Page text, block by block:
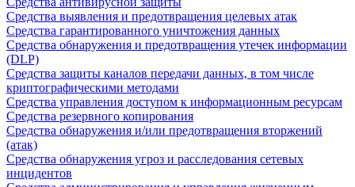
Средства выявления и предотвращения целевых атак
Средства гарантированного уничтожения данных
Средства обнаружения и предотвращения утечек информации
(DLP)
Средства защиты каналов передачи данных, в том числе
криптографическими методами
Средства управления доступом к информационным ресурсам
Средства резервного копирования
Средства обнаружения и/или предотвращения вторжений
(атак)
Средства обнаружения угроз и расследования сетевых
инцидентов